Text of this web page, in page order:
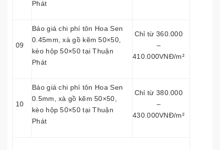
Phát
09
Báo giá chi phí tôn Hoa Sen
0.45mm, xà gồ kẽm 50×50,
kèo hộp 50×50 tại Thuận
Phát
Chỉ từ 360.000
–
410.000VNĐ/m²
10
Báo giá chi phí tôn Hoa Sen
0.5mm, xà gồ kẽm 50×50,
kèo hộp 50×50 tại Thuận
Phát
Chỉ từ 380.000
–
430.000VNĐ/m²